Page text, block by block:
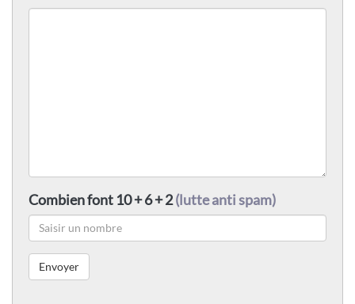
Combien font 10 + 6 + 2(lutte anti spam)